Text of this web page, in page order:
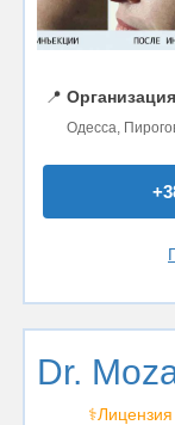
📍 Организация
Одесса,
Dr.